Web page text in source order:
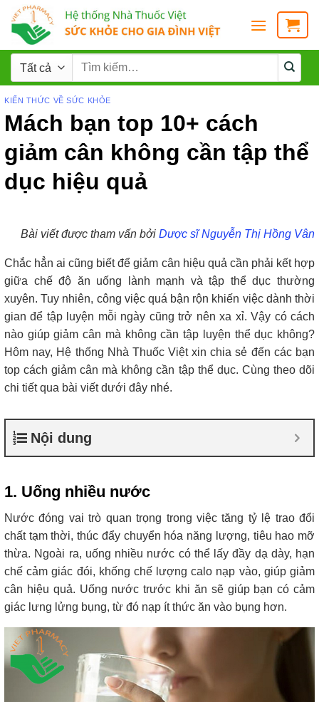
KIẾN THỨC VỀ SỨC KHỎE
Mách bạn top 10+ cách
giảm cân không cần tập thể
dục hiệu quả
Bài viết được tham vấn bởi Dược sĩ Nguyễn Thị Hồng Vân
Chắc hẳn ai cũng biết để giảm cân hiệu quả cần phải kết hợp
giữa chế độ ăn uống lành mạnh và tập thể dục thường
xuyên. Tuy nhiên, công việc quá bận rộn khiến việc dành thời
gian để tập luyện mỗi ngày cũng trở nên xa xỉ. Vậy có cách
nào giúp giảm cân mà không cần tập luyện thể dục không?
Hôm nay, Hệ thống Nhà Thuốc Việt xin chia sẻ đến các bạn
top cách giảm cân mà không cần tập thể dục. Cùng theo dõi
chi tiết qua bài viết dưới đây nhé.
Nội dung
1. Uống nhiều nước
Nước đóng vai trò quan trọng trong việc tăng tỷ lệ trao đổi
chất tạm thời, thúc đẩy chuyển hóa năng lượng, tiêu hao mỡ
thừa. Ngoài ra, uống nhiều nước có thể lấy đầy dạ dày, hạn
chế cảm giác đói, khống chế lượng calo nạp vào, giúp giảm
cân hiệu quả. Uống nước trước khi ăn sẽ giúp bạn có cảm
giác lưng lửng bụng, từ đó nạp ít thức ăn vào bụng hơn.